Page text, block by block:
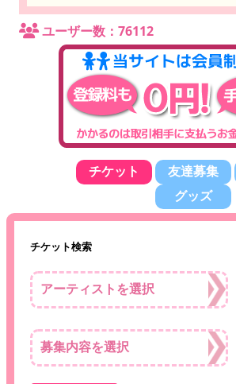
ユーザー数：76112
チケット 友達募集
グッズ
チケット検索